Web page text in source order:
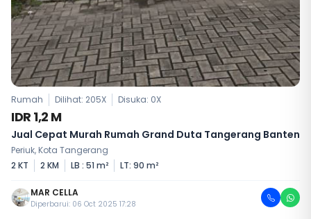
Rumah Dilihat: 205X Disuka: 0X
IDR 1,2 M
Jual Cepat Murah Rumah Grand Duta Tangerang Banten
Periuk, Kota Tangerang
2 KT
2 KM LB : 51 m² LT: 90 m²
MAR CELLA
Diperbarui: 06 Oct 2025 17:28